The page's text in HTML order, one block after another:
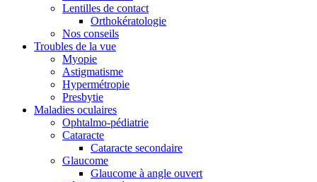
Lentilles de contact
Orthokératologie
Nos conseils
Troubles de la vue
Myopie
Astigmatisme
Hypermétropie
Presbytie
Maladies oculaires
Ophtalmo-pédiatrie
Cataracte
Cataracte secondaire
Glaucome
Glaucome à angle ouvert